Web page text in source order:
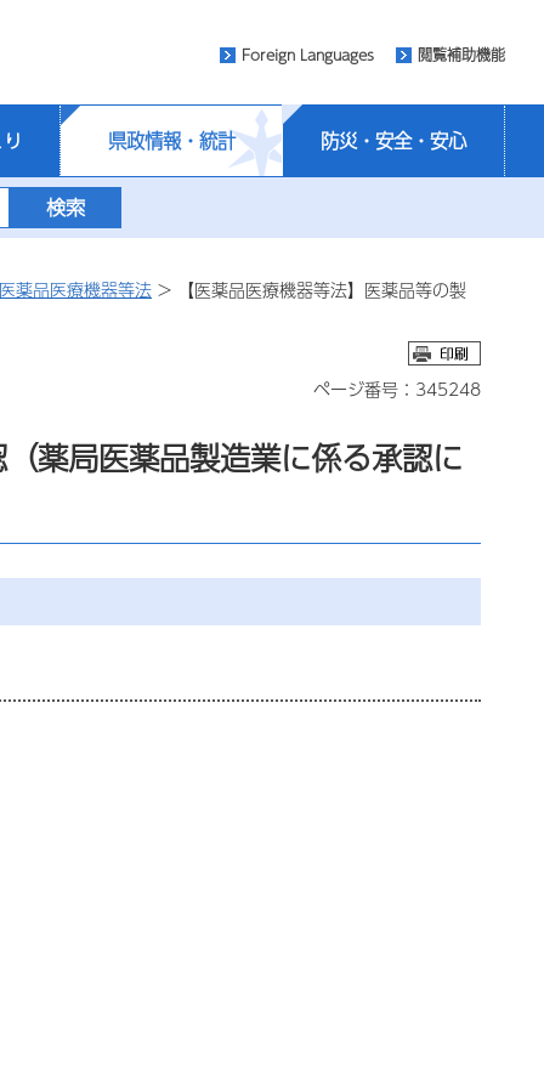
Foreign Languages 閲覧補助機能
県政情報・統計 防災・安全・安心
医薬品医療機器等法 > 【医薬品医療機器等法】医薬品等の製
ページ番号：345248
薬局医薬品製造業に係る承認に